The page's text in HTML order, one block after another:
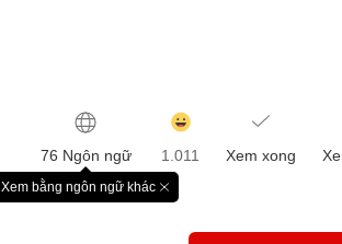
76 Ngôn ngữ
Xem bằng ngôn ngữ khác
창
감
클
1.011 Xem xong